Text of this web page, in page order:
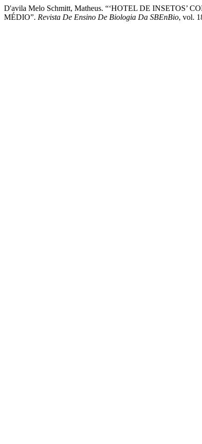
D'avila Melo Schmitt, Matheus. “‘HOTEL DE
MÉDIO”. Revista De Ensino De Biologia Da SBEnBio, vol.